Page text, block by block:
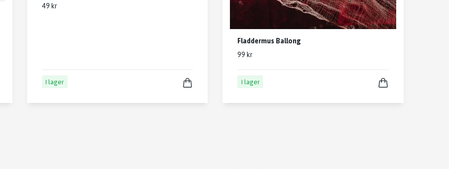
49 kr
I lager
Fladdermus Ballong
99 kr
I lager